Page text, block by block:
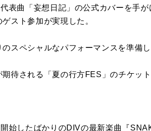
表曲「妄想日記」の公式カバーを手
スト参加が実現した。
スペシャルなパフォーマンスを準備
待される「夏の行方FES」のチケッ
始したばかりのDIVの最新楽曲『